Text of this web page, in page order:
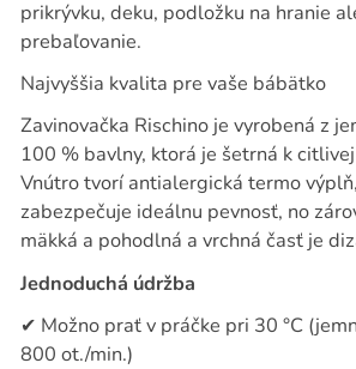
prikrývku, deku, podložku na hranie
prebaľovanie.
Najvyššia kvalita pre vaše bábätko
Zavinovačka Rischino je vyrobená z
100 % bavlny, ktorá je šetrná k
Vnútro tvorí antialergická termo
zabezpečuje ideálnu pevnosť, no
mäkká a pohodlná a vrchná časť je
Jednoduchá údržba
✔ Možno prať v práčke pri 30 °C
800 ot./min.)